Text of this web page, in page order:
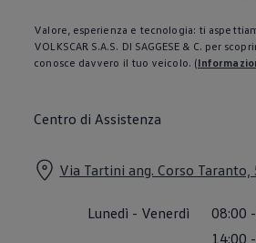
Safe inMotion e Capital
Allestimenti e
Allestimenti chiavi in
Trasporto persone con
Mobilità elettrica e Ibrida Plug-In
Soluzioni di ricarica e
Simulatore
Ricarica domestica
Ricarica in movimento
Valore, esperienza e tecnologia: ti
VOLKSCAR S.A.S. DI SAGGESE & C. per
conosce davvero il tuo veicolo. (
Centro di Assistenza
Via Tartini ang. Corso Taranto,
Lunedì - Venerdì 08:00 -
14:00 -